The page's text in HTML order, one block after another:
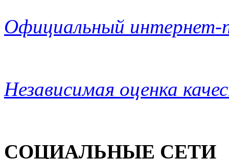
Официальный интернет-
Независимая оценка
СОЦИАЛЬНЫЕ СЕТИ